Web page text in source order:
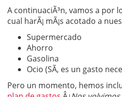
A continuaciÃ³n, vamos a por
cual harÃ¡ mÃ¡s acotado a
Supermercado
Ahorro
Gasolina
Ocio (SÃ­, es un gasto
Pero un momento, hemos